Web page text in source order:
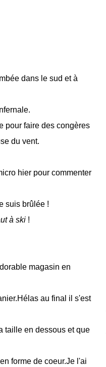
dans le sud et à
pour faire des congères
du vent.
hier pour commenter
suis brûlée !
à ski !
magasin en
au final il s'est
taille en dessous et que
forme de coeur.Je l'ai